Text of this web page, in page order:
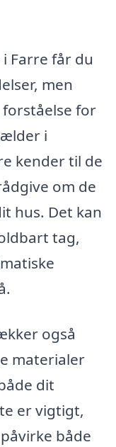
Farre får du
men
for
i
kender til de
om de
hus. Det kan
tag,
også
materialer
dit
er vigtigt,
både